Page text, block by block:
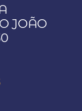
JOÃO